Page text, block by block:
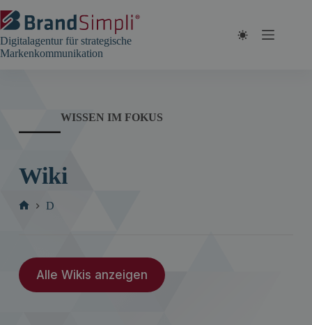
Inhalt
springen
Digitalagentur für strategische
Markenkommunikation
WISSEN IM FOKUS
Wiki
D
Alle Wikis anzeigen